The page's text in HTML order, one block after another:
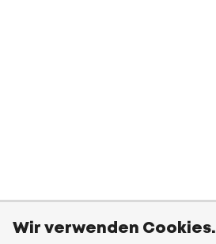
Wir verwenden Cookies.